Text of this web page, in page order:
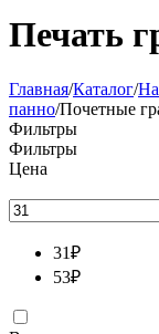
Печать
Главная/Каталог/
панно/Почетные
Фильтры
Фильтры
Цена
31₽
53₽